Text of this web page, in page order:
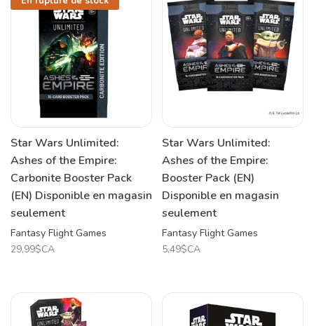
Star Wars Unlimited:
Ashes of the Empire:
Carbonite Booster Pack
(EN) Disponible en magasin
seulement
Fantasy Flight Games
29,99$CA
Star Wars Unlimited:
Ashes of the Empire:
Booster Pack (EN)
Disponible en magasin
seulement
Fantasy Flight Games
5,49$CA